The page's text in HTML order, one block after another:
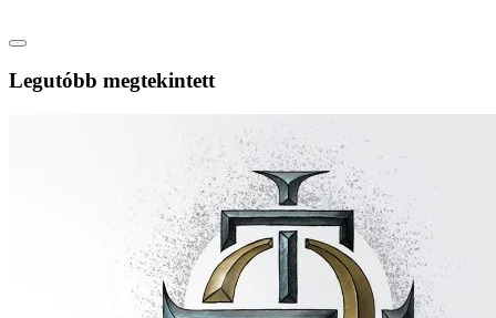
Legutóbb megtekintett